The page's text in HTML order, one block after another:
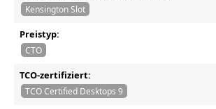
Kensington Slot
Preistyp:
CTO
TCO-zertifiziert:
TCO Certified Desktops 9